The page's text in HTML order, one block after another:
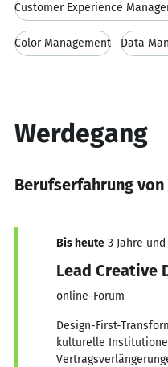
Customer Experience
Color Management Data
Werdegang
Berufserfahrung
Bis heute 3 Jahre
Lead Creative
online-Forum
Design-First-
kulturelle